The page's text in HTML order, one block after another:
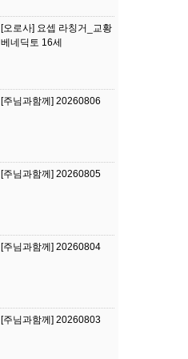
[오로사] 요셉 라칭거_교황
베네딕토 16세
[주님과함께] 20260806
[주님과함께] 20260805
[주님과함께] 20260804
[주님과함께] 20260803